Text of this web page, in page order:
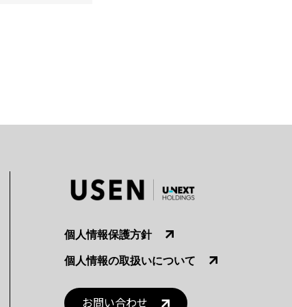
個人情報保護方針
個人情報の取扱いについて
お問い合わせ